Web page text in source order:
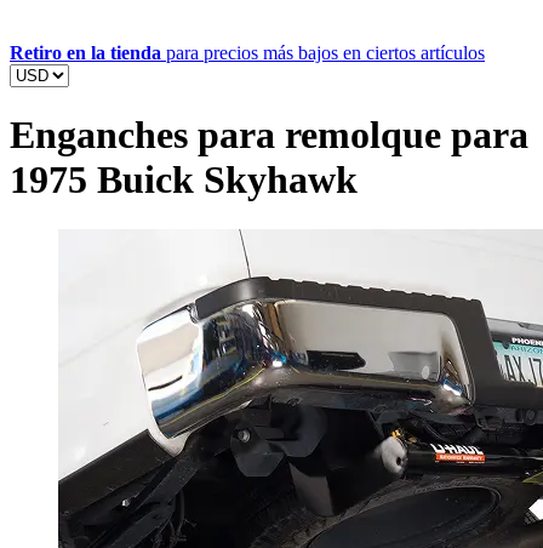
Retiro en la tienda para precios más bajos en ciertos artículos
Enganches para remolque para
1975 Buick Skyhawk